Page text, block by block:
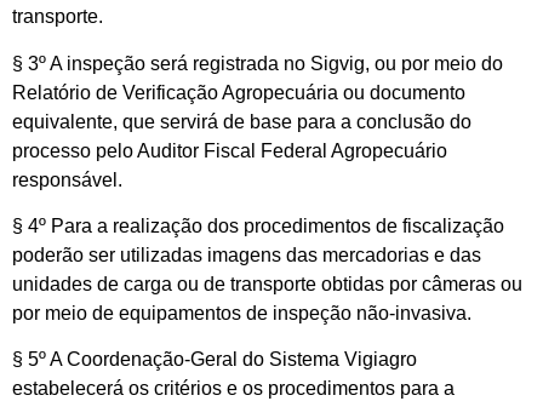
transporte.
§ 3º A inspeção será registrada no Sigvig, ou por meio do
Relatório de Verificação Agropecuária ou documento
equivalente, que servirá de base para a conclusão do
processo pelo Auditor Fiscal Federal Agropecuário
responsável.
§ 4º Para a realização dos procedimentos de fiscalização
poderão ser utilizadas imagens das mercadorias e das
unidades de carga ou de transporte obtidas por câmeras ou
por meio de equipamentos de inspeção não-invasiva.
§ 5º A Coordenação-Geral do Sistema Vigiagro
estabelecerá os critérios e os procedimentos para a